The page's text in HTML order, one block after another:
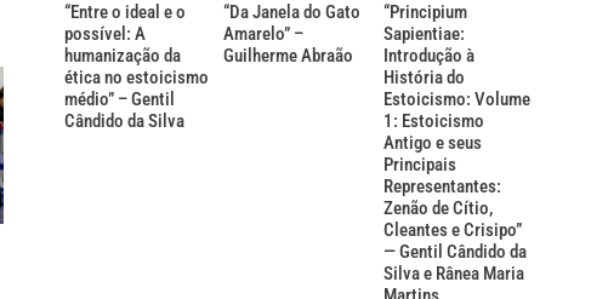
“Entre o ideal e o
possível: A
humanização da
ética no estoicismo
médio” – Gentil
Cândido da Silva
“Da Janela do Gato
Amarelo” –
Guilherme Abraão
“Principium
Sapientiae:
Introdução à
História do
Estoicismo: Volume
1: Estoicismo
Antigo e seus
Principais
Representantes:
Zenão de Cítio,
Cleantes e Crisipo”
— Gentil Cândido da
Silva e Rânea Maria